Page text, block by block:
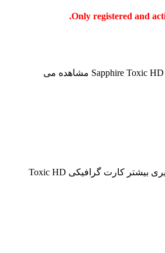
جدول مشخصات کارت های گرافیکی Sapphire Toxic HD 7970 GHz Edition،Gigabyte Radeon HD 7970 Super Overclock،Radeon HD 7970 GHz Edition،Radeon HD 7970 مشاهده می
کارت گرافیکی شرکت سفایر دارای one dual-link DVI،one single-link DVI،one HDMI و two Mini DisplayPort connectors می باشد،که باعث انعطاف پذیری بیشتر کارت گرافیکی Toxic HD